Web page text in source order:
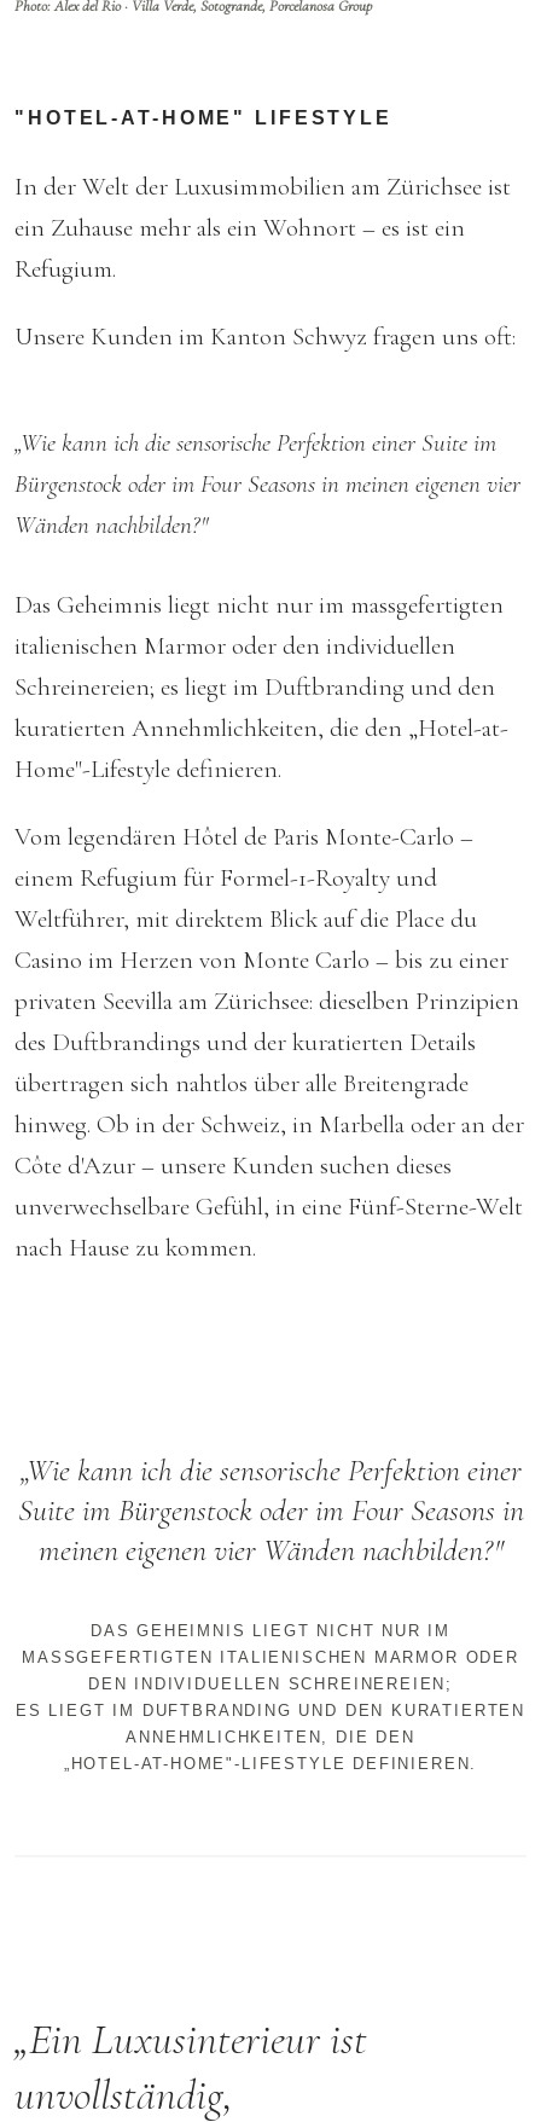
Photo: Alex del Rio · Villa Verde, Sotogrande, Porcelanosa Group
"HOTEL-AT-HOME" LIFESTYLE
In der Welt der Luxusimmobilien am Zürichsee ist
ein Zuhause mehr als ein Wohnort – es ist ein
Refugium.
Unsere Kunden im Kanton Schwyz fragen uns oft:
„Wie kann ich die sensorische Perfektion einer Suite im
Bürgenstock oder im Four Seasons in meinen eigenen vier
Wänden nachbilden?"
Das Geheimnis liegt nicht nur im massgefertigten
italienischen Marmor oder den individuellen
Schreinereien; es liegt im Duftbranding und den
kuratierten Annehmlichkeiten, die den „Hotel-at-
Home"-Lifestyle definieren.
Vom legendären Hôtel de Paris Monte-Carlo –
einem Refugium für Formel-1-Royalty und
Weltführer, mit direktem Blick auf die Place du
Casino im Herzen von Monte Carlo – bis zu einer
privaten Seevilla am Zürichsee: dieselben Prinzipien
des Duftbrandings und der kuratierten Details
übertragen sich nahtlos über alle Breitengrade
hinweg. Ob in der Schweiz, in Marbella oder an der
Côte d'Azur – unsere Kunden suchen dieses
unverwechselbare Gefühl, in eine Fünf-Sterne-Welt
nach Hause zu kommen.
„Wie kann ich die sensorische Perfektion einer
Suite im Bürgenstock oder im Four Seasons in
meinen eigenen vier Wänden nachbilden?"
DAS GEHEIMNIS LIEGT NICHT NUR IM
MASSGEFERTIGTEN ITALIENISCHEN MARMOR ODER
DEN INDIVIDUELLEN SCHREINEREIEN;
ES LIEGT IM DUFTBRANDING UND DEN KURATIERTEN
ANNEHMLICHKEITEN, DIE DEN
„HOTEL-AT-HOME"-LIFESTYLE DEFINIEREN.
„Ein Luxusinterieur ist
unvollständig,